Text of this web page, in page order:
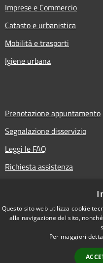
Imprese e Commercio
Catasto e urbanistica
Mobilità e trasporti
Igiene urbana
Prenotazione appuntamento
Segnalazione disservizio
Leggi le FAQ
Richiesta assistenza
Questo sito web utilizza cookie
alla navigazione del sito,
Per maggiori